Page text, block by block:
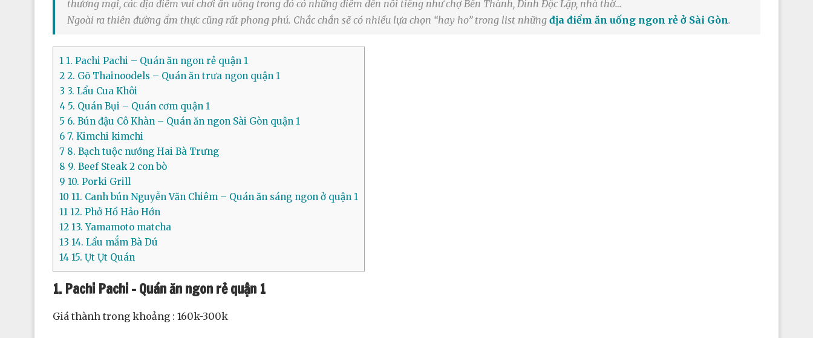
thương mại, các địa điểm vui chơi ăn uống trong đó có những điểm đến nổi tiếng như chợ Bến Thành, Dinh Độc Lập, nhà thờ…
Ngoài ra thiên đường ẩm thực cũng rất phong phú. Chắc chắn sẽ có nhiều lựa chọn “hay ho” trong list những địa điểm ăn uống ngon rẻ ở Sài Gòn.
1 1. Pachi Pachi – Quán ăn ngon rẻ quận 1
2 2. Gõ Thainoodels – Quán ăn trưa ngon quận 1
3 3. Lẩu Cua Khôi
4 5. Quán Bụi – Quán cơm quận 1
5 6. Bún đậu Cô Khàn – Quán ăn ngon Sài Gòn quận 1
6 7. Kimchi kimchi
7 8. Bạch tuộc nướng Hai Bà Trưng
8 9. Beef Steak 2 con bò
9 10. Porki Grill
10 11. Canh bún Nguyễn Văn Chiêm – Quán ăn sáng ngon ở quận 1
11 12. Phở Hồ Hảo Hớn
12 13. Yamamoto matcha
13 14. Lẩu mắm Bà Dú
14 15. Ụt Ụt Quán
1. Pachi Pachi – Quán ăn ngon rẻ quận 1
Giá thành trong khoảng : 160k-300k